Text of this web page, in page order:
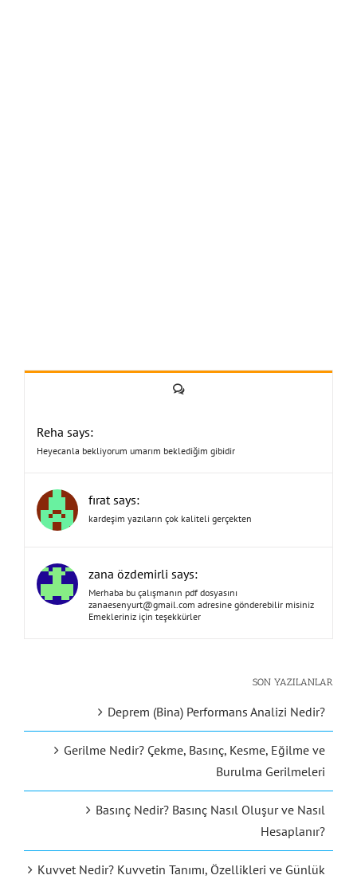
Yorum
Reha says:
Heyecanla bekliyorum umarım beklediğim gibidir
fırat says:
kardeşim yazıların çok kaliteli gerçekten
zana özdemirli says:
Merhaba bu çalışmanın pdf dosyasını
zanaesenyurt@gmail.com adresine gönderebilir misiniz
Emekleriniz için teşekkürler
SON YAZILANLAR
Deprem (Bina) Performans Analizi Nedir?
Gerilme Nedir? Çekme, Basınç, Kesme, Eğilme ve
Burulma Gerilmeleri
Basınç Nedir? Basınç Nasıl Oluşur ve Nasıl
Hesaplanır?
Kuvvet Nedir? Kuvvetin Tanımı, Özellikleri ve Günlük